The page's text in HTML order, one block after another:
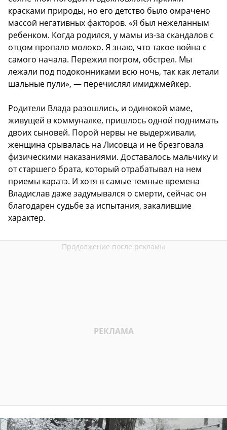
красками природы, но его детство было омрачено
массой негативных факторов. «Я был нежеланным
ребенком. Когда родился, у мамы из-за скандалов с
отцом пропало молоко. Я знаю, что такое война с
самого начала. Пережил погром, обстрел. Мы
лежали под подоконниками всю ночь, так как летали
шальные пули», — перечислял имиджмейкер.
Родители Влада разошлись, и одинокой маме,
живущей в коммуналке, пришлось одной поднимать
двоих сыновей. Порой нервы не выдерживали,
женщина срывалась на Лисовца и не брезговала
физическими наказаниями. Доставалось мальчику и
от старшего брата, который отрабатывал на нем
приемы каратэ. И хотя в самые темные времена
Владислав даже задумывался о смерти, сейчас он
благодарен судьбе за испытания, закалившие
характер.